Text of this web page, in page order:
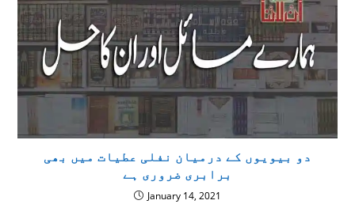
دو بیویوں کے درمیان نفلی عطیات میں بھی
برابری ضروری ہے
January 14, 2021